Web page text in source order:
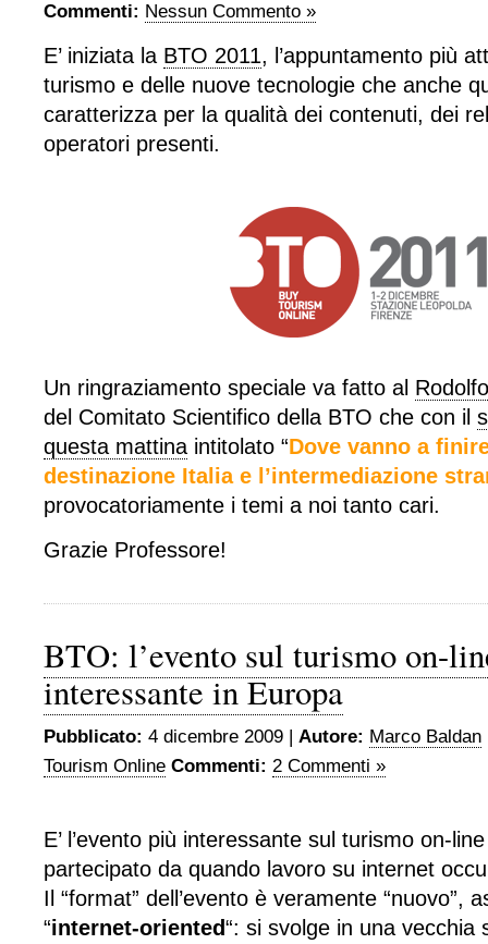
Commenti: Nessun Commento »
E’ iniziata la BTO 2011, l’appuntamento più
turismo e delle nuove tecnologie che anche
caratterizza per la qualità dei contenuti, dei
operatori presenti.
Un ringraziamento speciale va fatto al
del Comitato Scientifico della BTO che con il
questa mattina intitolato “Dove vanno a
destinazione Italia e l’intermediazione
provocatoriamente i temi a noi tanto cari.
Grazie Professore!
BTO: l’evento sul turismo on-
interessante in Europa
Pubblicato: 4 dicembre 2009 | Autore: Marco Baldan
Tourism Online Commenti: 2 Commenti »
E’ l’evento più interessante sul turismo on-
partecipato da quando lavoro su internet
Il “format” dell’evento è veramente “nuovo”,
“internet-oriented“: si svolge in una vecchia